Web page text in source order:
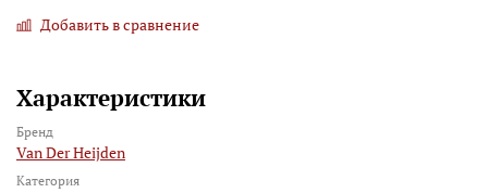
Добавить в сравнение
Характеристики
Бренд
Van Der Heijden
Категория